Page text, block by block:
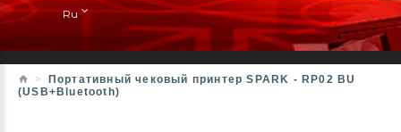
Ru
Портативный чековый принтер SPARK - RP02 BU
(USB+Bluetooth)